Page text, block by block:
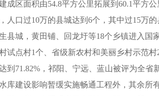
成区面积由54.8平方公里拓展到60.1平方
人口过10万的县城达到6个，其中过15万
县城，黄田铺、回龙圩等18个乡镇进入国
试点村1个、省级新农村和美丽乡村示范
到71.82%，祁阳、宁远、蓝山被评为全
库建设影响暂缓实施畅通工程外，其余所